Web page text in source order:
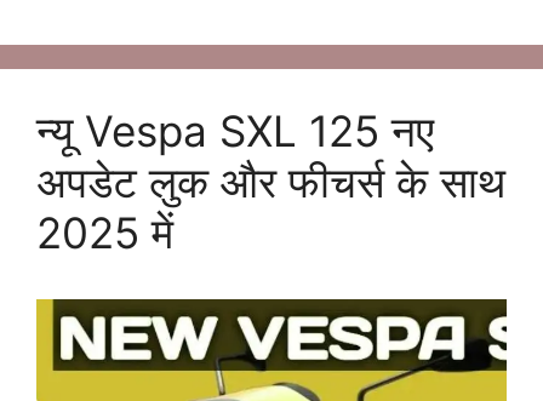
न्यू Vespa SXL 125 नए
अपडेट लुक और फीचर्स के साथ
2025 में